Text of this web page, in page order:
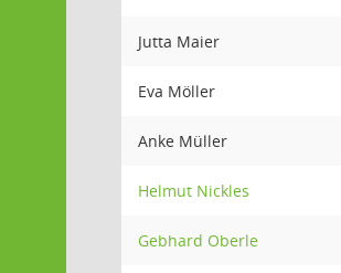
Jutta Maier
Eva Möller
Anke Müller
Helmut Nickles
Gebhard Oberle